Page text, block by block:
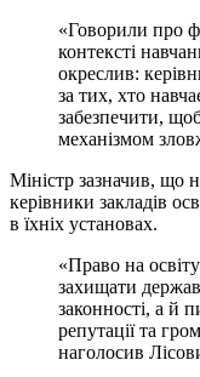
«Говорили про
контексті
окреслив:
за тих, хто
забезпечити,
механізмом
Міністр зазначив, що
керівники закладів
в їхніх установах.
«Право на
захищати
законності, а й
репутації та
наголосив